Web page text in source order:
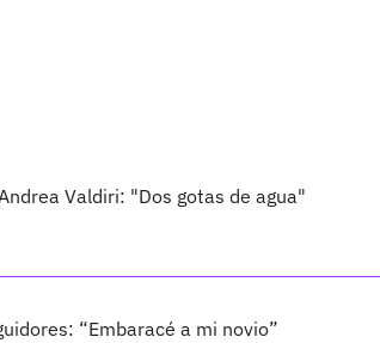
Valdiri: "Dos gotas de agua"
“Embaracé a mi novio”